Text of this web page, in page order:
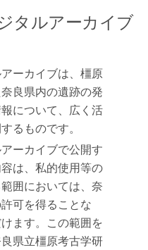
タルアーカイブ
ーカイブは、橿原
良県内の遺跡の発
について、広く活
るものです。
ーカイブで公開す
は、私的使用等の
囲においては、奈
可を得ることな
ます。この範囲を
県立橿原考古学研